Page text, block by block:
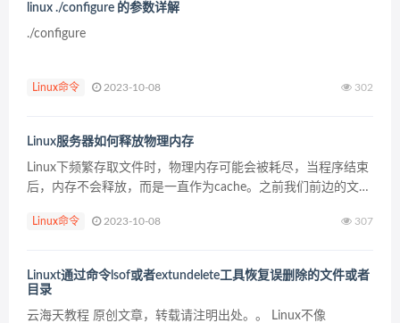
linux ./configure 的参数详解
./configure
Linux命令 2023-10-08 302
Linux服务器如何释放物理内存
Linux下频繁存取文件时，物理内存可能会被耗尽，当程序结束
后，内存不会释放，而是一直作为cache。之前我们前边的文章
拿来用的不是拿来看的》...
Linux命令 2023-10-08 307
Linuxt通过命令lsof或者extundelete工具恢复误删除的文件或者
目录
云海天教程 原创文章，转载请注明出处。。 Linux不像